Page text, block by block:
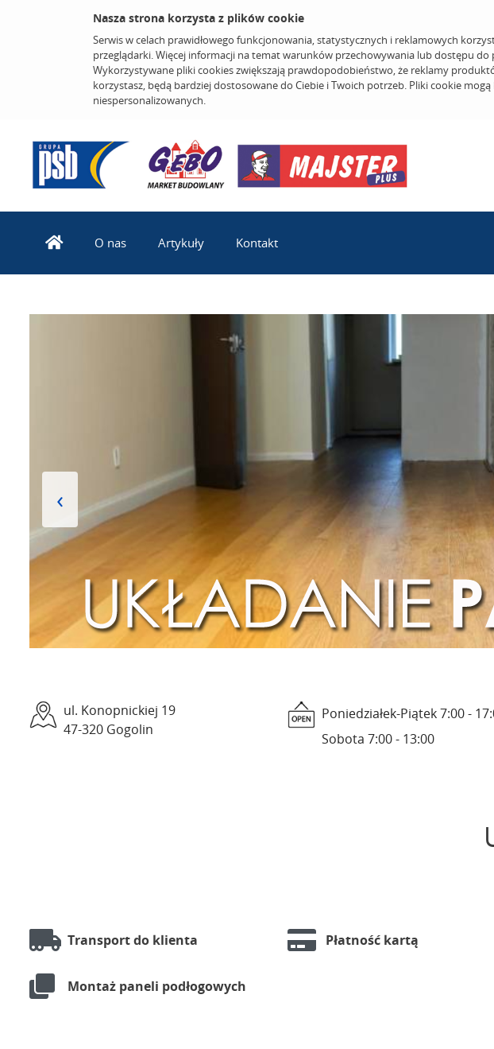
Nasza strona korzysta z plików cookie
Serwis w celach prawidłowego funkcjonowania, statystycznych i reklamowych
przeglądarki. Więcej informacji na temat warunków przechowywania lub dostępu
Wykorzystywane pliki cookies zwiększają prawdopodobieństwo, że reklamy
korzystasz, będą bardziej dostosowane do Ciebie i Twoich potrzeb. Pliki cookie
niespersonalizowanych.
O nas Artykuły Kontakt
‹
ul. Konopnickiej 19
47-320 Gogolin
Poniedziałek-Piątek 7:00 -
Sobota 7:00 - 13:00
Transport do klienta Płatność kartą
Montaż paneli podłogowych